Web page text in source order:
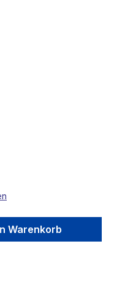
Warenkorb